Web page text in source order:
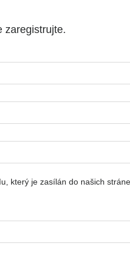
zaregistrujte.
který je zasílán do našich